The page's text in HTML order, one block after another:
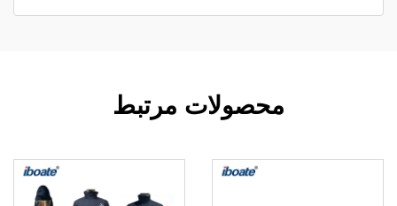
محصولات مرتبط